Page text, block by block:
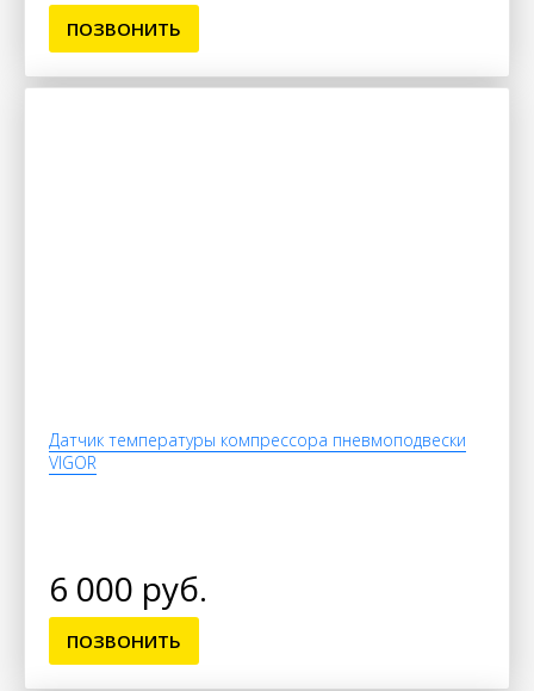
ПОЗВОНИТЬ
Датчик температуры компрессора пневмоподвески
VIGOR
6 000 руб.
ПОЗВОНИТЬ